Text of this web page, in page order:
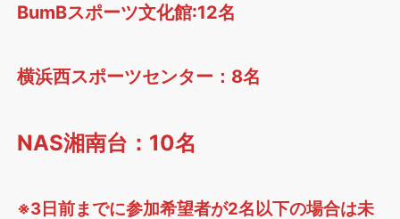
BumBスポーツ文化館:12名
横浜西スポーツセンター：8名
NAS湘南台：10名
※3日前までに参加希望者が2名以下の場合は未